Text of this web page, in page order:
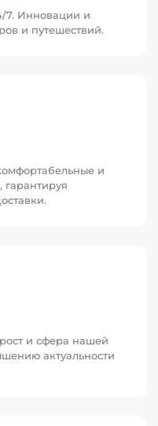
7. Инновации и
и путешествий.
и
и сфера нашей
актуальности